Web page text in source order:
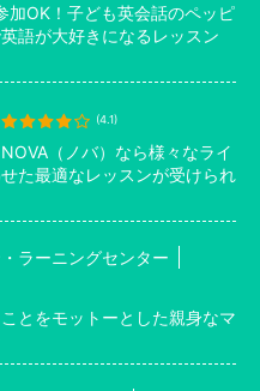
加OK！子ども英会話のペッピ
語が大好きになるレッスン
(4.1)
（ノバ）なら様々なライ
た最適なレッスンが受けられ
ラーニングセンター
ことをモットーとした親身なマ